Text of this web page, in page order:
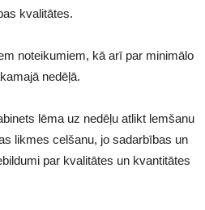
kvalitātes.
noteikumiem, kā arī par minimālo
nedēļā.
lēma uz nedēļu atlikt lemšanu
likmes celšanu, jo sadarbības un
par kvalitātes un kvantitātes